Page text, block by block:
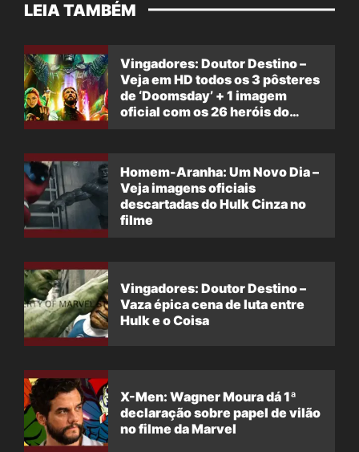
LEIA TAMBÉM
Vingadores: Doutor Destino –
Veja em HD todos os 3 pôsteres
de ‘Doomsday’ + 1 imagem
oficial com os 26 heróis do
Homem-Aranha: Um Novo Dia –
Veja imagens oficiais
descartadas do Hulk Cinza no
filme
Vingadores: Doutor Destino –
Vaza épica cena de luta entre
Hulk e o Coisa
X-Men: Wagner Moura dá 1ª
declaração sobre papel de vilão
no filme da Marvel